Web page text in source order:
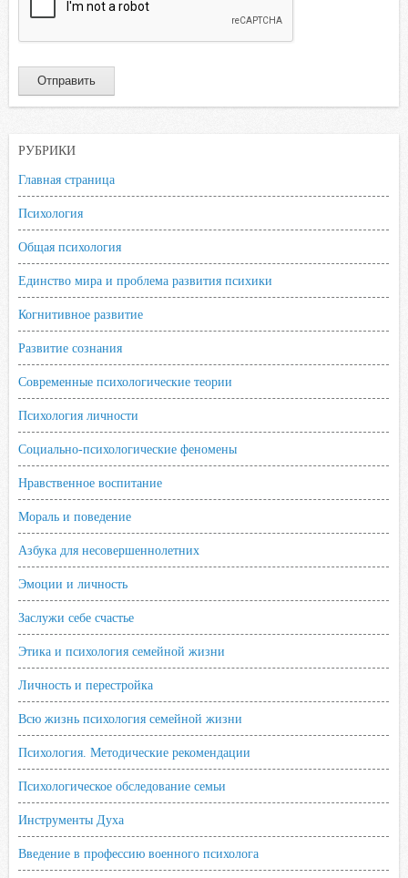
РУБРИКИ
Главная страница
Психология
Общая психология
Единство мира и проблема развития психики
Когнитивное развитие
Развитие сознания
Современные психологические теории
Психология личности
Социально-психологические феномены
Нравственное воспитание
Мораль и поведение
Азбука для несовершеннолетних
Эмоции и личность
Заслужи себе счастье
Этика и психология семейной жизни
Личность и перестройка
Всю жизнь психология семейной жизни
Психология. Методические рекомендации
Психологическое обследование семьи
Инструменты Духа
Введение в профессию военного психолога